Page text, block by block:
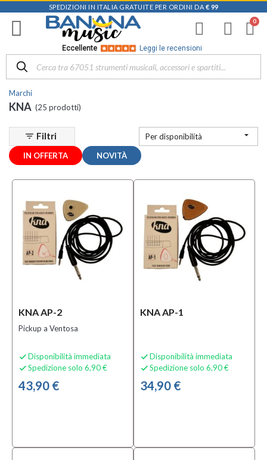
SPEDIZIONI IN ITALIA GRATUITE PER ORDINI DA € 99
Eccellente Leggi le recensioni
Marchi
KNA (25 prodotti)
Filtra
i
risultati
Disponibile
in
Negozio
| Altavilla
Vicentina
(3)
| Valdagno
Categoria
Effetti
(1)
(1)
Microfoni
(1)
MOSTRA
TUTTI
IN OFFERTA NOVITÀ
filter_list Filtri Per disponibilità 
KNA AP-2
Pickup a Ventosa
 Disponibilità immediata
 Spedizione solo 6,90 €
43,90 €
KNA AP-1
 Disponibilità immediata
 Spedizione solo 6,90 €
34,90 €